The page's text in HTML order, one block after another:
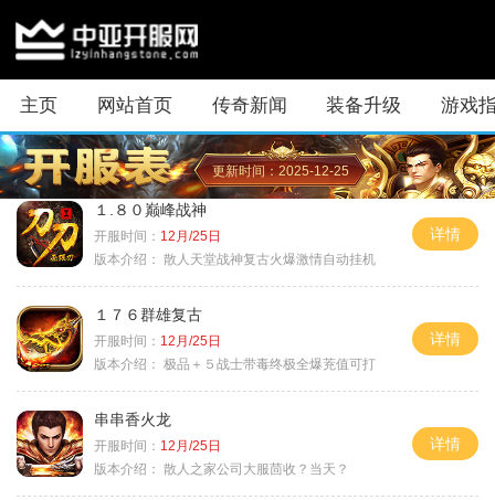
主页 网站首页 传奇新闻 装备升级 游戏
更新时间：2025-12-25
１.８０巅峰战神
开服时间： 12月/25日
版本介绍： 散人天堂战神复古火爆激情自动挂机
详情
１７６群雄复古
开服时间： 12月/25日
版本介绍： 极品＋５战士带毒终极全爆茺值可打
详情
串串香火龙
开服时间： 12月/25日
版本介绍： 散人之家公司大服茴收？当天？
详情